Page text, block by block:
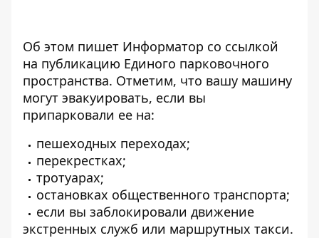
Об этом пишет Информатор со ссылкой
на публикацию Единого парковочного
пространства. Отметим, что вашу машину
могут эвакуировать, если вы
припарковали ее на:
пешеходных переходах;
перекрестках;
тротуарах;
остановках общественного транспорта;
если вы заблокировали движение
экстренных служб или маршрутных такси.